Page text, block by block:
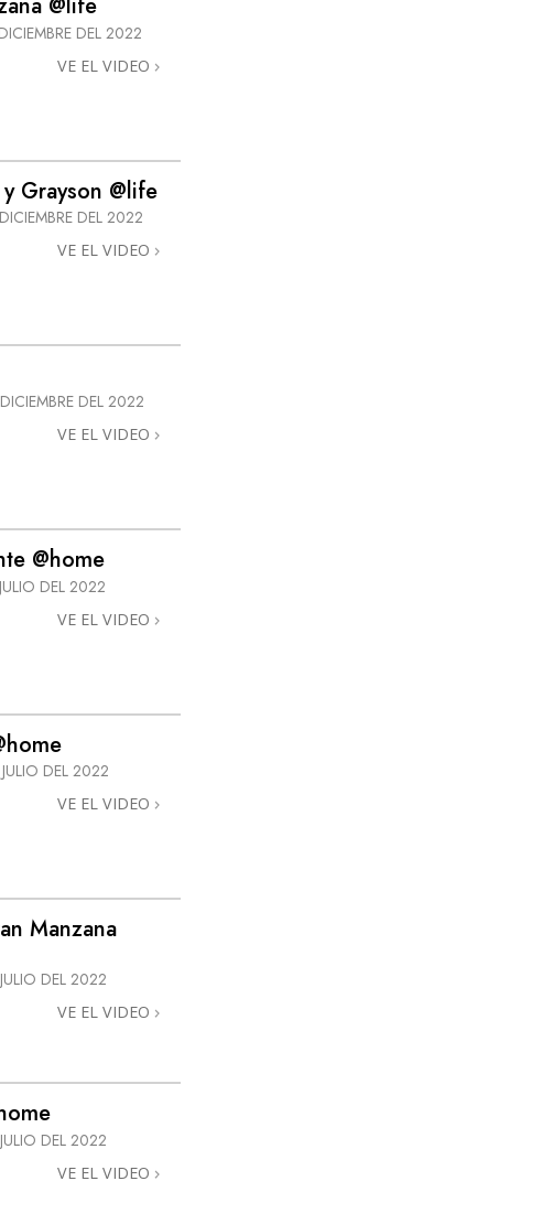
Los Niños
La Ética y las
Investigaciones
Los Fundamentos de las Relaciones
@life
DEL 2022
VE EL VIDEO
Grayson @life
DEL 2022
VE EL VIDEO
DEL 2022
VE EL VIDEO
@home
DEL 2022
VE EL VIDEO
DEL 2022
VE EL VIDEO
Manzana
DEL 2022
VE EL VIDEO
DEL 2022
VE EL VIDEO